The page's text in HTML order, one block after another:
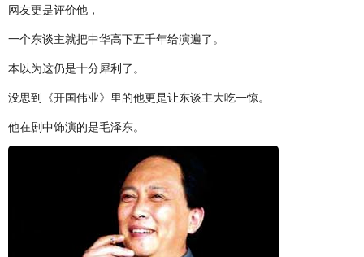
网友更是评价他，
一个东谈主就把中华高下五千年给演遍了。
本以为这仍是十分犀利了。
没思到《开国伟业》里的他更是让东谈主大吃一惊。
他在剧中饰演的是毛泽东。